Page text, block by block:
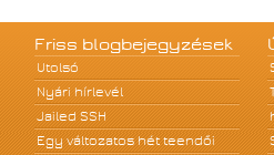
Friss blogbejegyzések
Utolsó
Nyári hírlevél
Jailed SSH
Egy változatos hét teendői